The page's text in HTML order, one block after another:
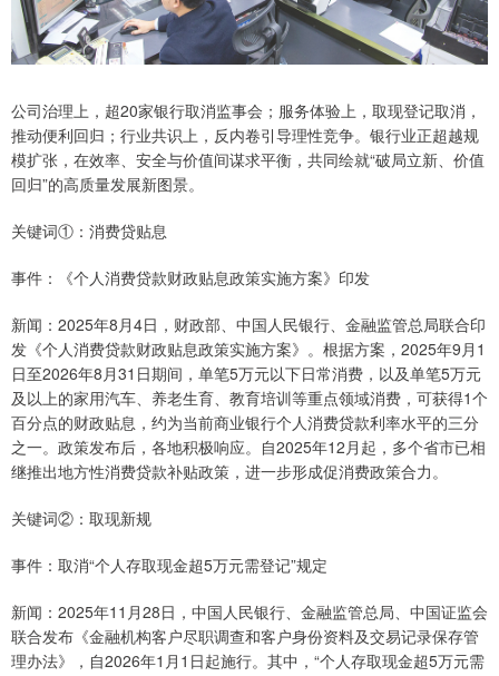
公司治理上，超20家银行取消监事会；服务体验上，取现登记取消，
推动便利回归；行业共识上，反内卷引导理性竞争。银行业正超越规
模扩张，在效率、安全与价值间谋求平衡，共同绘就“破局立新、价值
回归”的高质量发展新图景。
关键词①：消费贷贴息
事件：《个人消费贷款财政贴息政策实施方案》印发
新闻：2025年8月4日，财政部、中国人民银行、金融监管总局联合印
发《个人消费贷款财政贴息政策实施方案》。根据方案，2025年9月1
日至2026年8月31日期间，单笔5万元以下日常消费，以及单笔5万元
及以上的家用汽车、养老生育、教育培训等重点领域消费，可获得1个
百分点的财政贴息，约为当前商业银行个人消费贷款利率水平的三分
之一。政策发布后，各地积极响应。自2025年12月起，多个省市已相
继推出地方性消费贷款补贴政策，进一步形成促消费政策合力。
关键词②：取现新规
事件：取消“个人存取现金超5万元需登记”规定
新闻：2025年11月28日，中国人民银行、金融监管总局、中国证监会
联合发布《金融机构客户尽职调查和客户身份资料及交易记录保存管
理办法》，自2026年1月1日起施行。其中，“个人存取现金超5万元需